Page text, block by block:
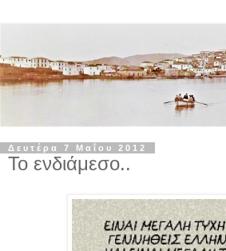
Δευτέρα 7 Μαΐου 2012
Το ενδιάμεσο..